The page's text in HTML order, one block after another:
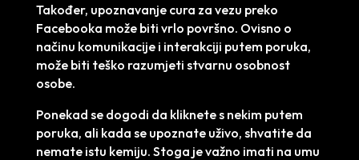
Također, upoznavanje cura za vezu preko
Facebooka može biti vrlo površno. Ovisno o
načinu komunikacije i interakciji putem poruka,
može biti teško razumjeti stvarnu osobnost
osobe.
Ponekad se dogodi da kliknete s nekim putem
poruka, ali kada se upoznate uživo, shvatite da
nemate istu kemiju. Stoga je važno imati na umu